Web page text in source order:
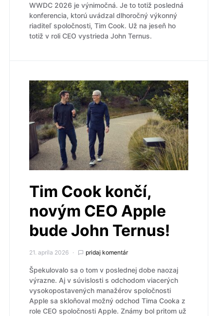
WWDC 2026 je výnimočná. Je to totiž posledná
konferencia, ktorú uvádzal dlhoročný výkonný
riaditeľ spoločnosti, Tim Cook. Už na jeseň ho
totiž v roli CEO vystrieda John Ternus.
Tim Cook končí,
novým CEO Apple
bude John Ternus!
21. apríla 2026 pridaj komentár
Špekulovalo sa o tom v poslednej dobe naozaj
výrazne. Aj v súvislosti s odchodom viacerých
vysokopostavených manažérov spoločnosti
Apple sa skloňoval možný odchod Tima Cooka z
role CEO spoločnosti Apple. Známy bol pritom už